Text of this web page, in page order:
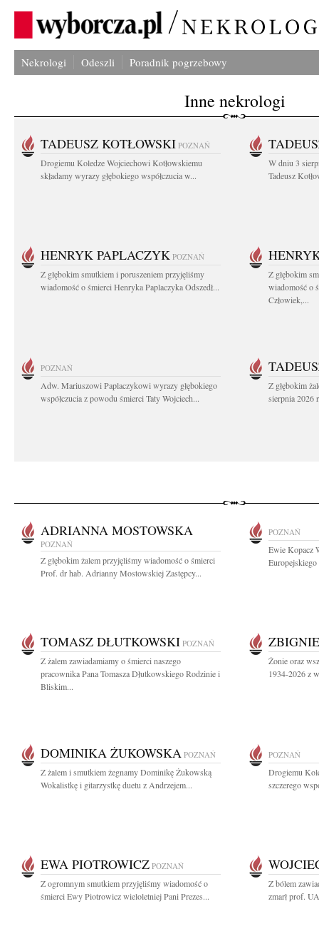
Nekrologi Odeszli Poradnik pogrzebowy
Inne nekrologi
TADEUSZ KOTŁOWSKI POZNAŃ
Drogiemu Koledze Wojciechowi Kotłowskiemu
składamy wyrazy głębokiego współczucia w...
W dniu 3
Tadeusz
HENRYK PAPLACZYK POZNAŃ
Z głębokim smutkiem i poruszeniem przyjęliśmy
wiadomość o śmierci Henryka Paplaczyka Odszedł...
Z głębokim
wiadomość o
Człowiek,...
POZNAŃ
Adw. Mariuszowi Paplaczykowi wyrazy głębokiego
współczucia z powodu śmierci Taty Wojciech...
Z głębokim
sierpnia 2026
ADRIANNA MOSTOWSKA
POZNAŃ
Z głębokim żalem przyjęliśmy wiadomość o śmierci
Prof. dr hab. Adrianny Mostowskiej Zastępcy...
POZNAŃ
Ewie Kopacz
Europejskiego
TOMASZ DŁUTKOWSKI POZNAŃ
Z żalem zawiadamiamy o śmierci naszego
pracownika Pana Tomasza Dłutkowskiego Rodzinie i
Bliskim...
Żonie oraz
1934-2026 z
DOMINIKA ŻUKOWSKA POZNAŃ
Z żalem i smutkiem żegnamy Dominikę Żukowską
Wokalistkę i gitarzystkę duetu z Andrzejem...
POZNAŃ
Drogiemu
szczerego
EWA PIOTROWICZ POZNAŃ
Z ogromnym smutkiem przyjęliśmy wiadomość o
śmierci Ewy Piotrowicz wieloletniej Pani Prezes...
Z bólem
zmarł prof.